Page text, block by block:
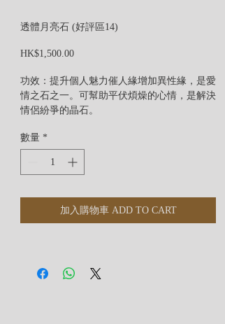
透體月亮石 (好評區14)
HK$1,500.00價
功效：提升個人魅力催人緣增加異性緣，是愛
情之石之一。可幫助平伏煩燥的心情，是解決
情侶紛爭的晶石。
注：「透體」並非指全透
數量 *
加入購物車 ADD TO CART